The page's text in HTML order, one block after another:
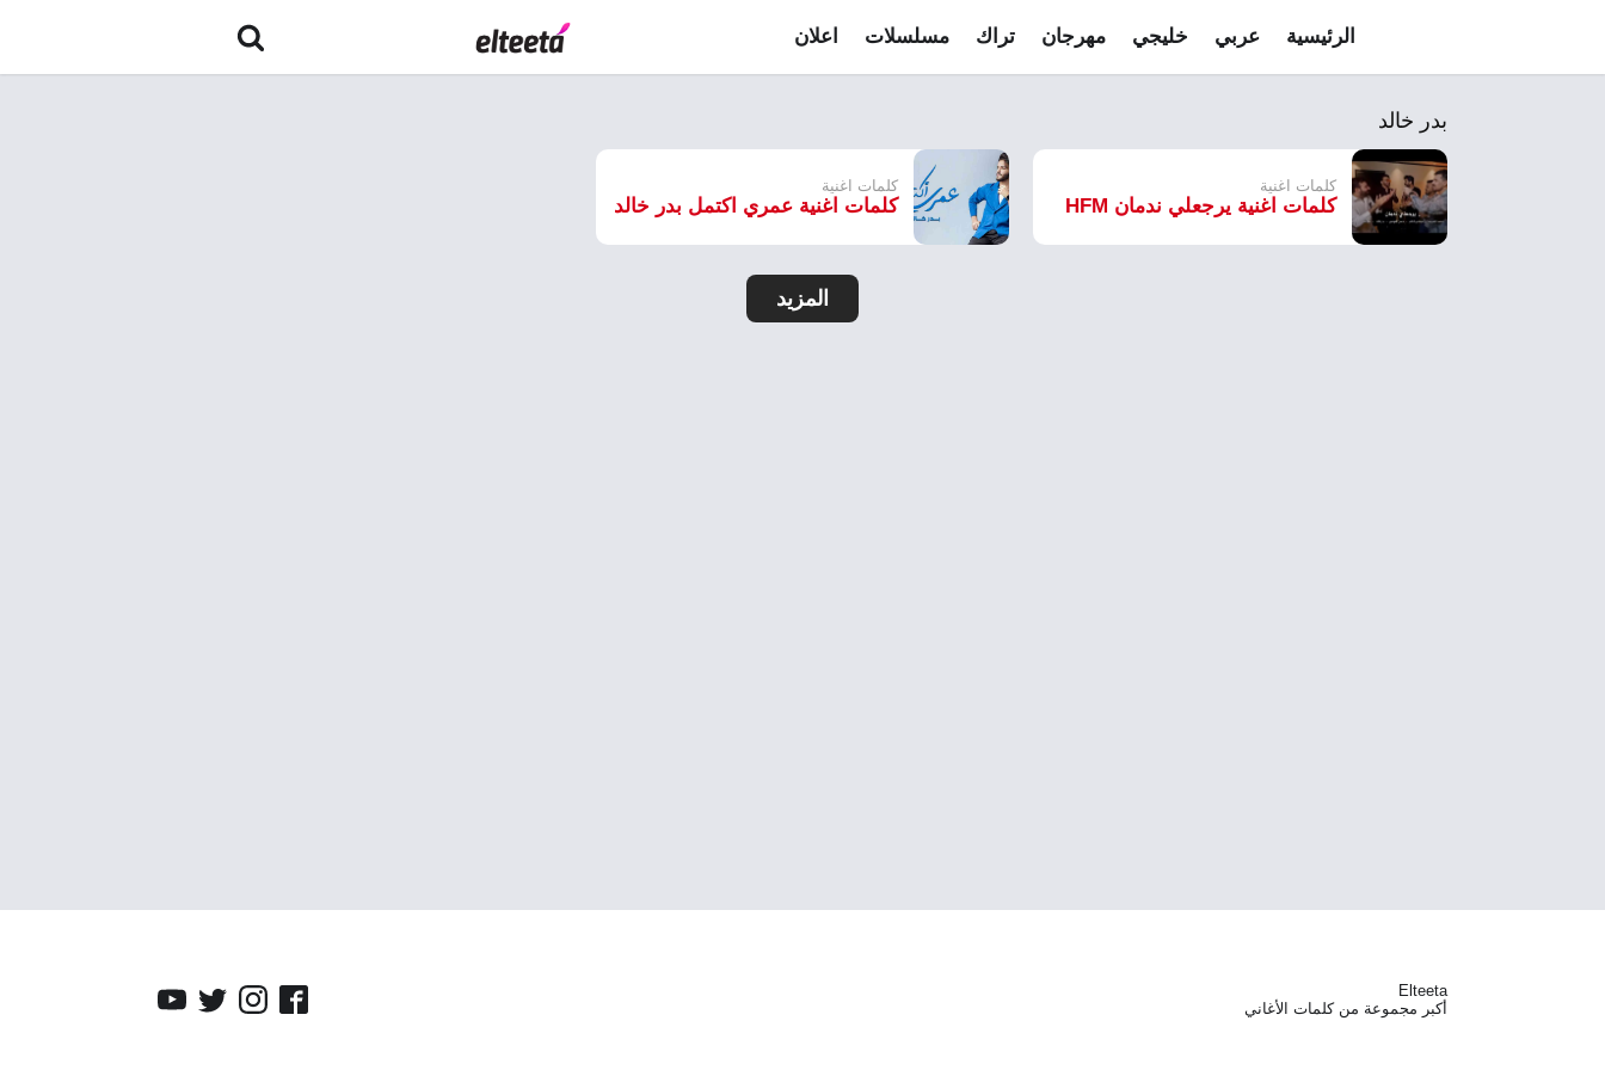
الرئيسية عربي خليجي مهرجان تراك مسلسلات اعلان
بدر خالد
كلمات اغنية
كلمات اغنية يرجعلي ندمان HFM
كلمات اغنية
كلمات اغنية عمري اكتمل بدر خالد
المزيد
Elteeta
أكبر مجموعة من كلمات الأغاني